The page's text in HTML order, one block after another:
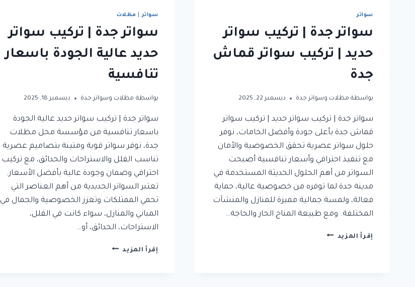
سواتر
سواتر جدة | تركيب سواتر
حديد | تركيب سواتر قماش
جدة
بواسطة مظلات وسواتر جدة ديسمبر 22, 2025
سواتر جدة | تركيب سواتر حديد | تركيب سواتر
قماش جدة بأعلى جودة وأفضل الخامات، نوفر
حلول سواتر عصرية تحقق الخصوصية والأمان
مع تنفيذ احترافي وأسعار تنافسية أصبحت
السواتر من أهم الحلول الحديثة المستخدمة في
مدينة جدة لما توفره من خصوصية عالية، حماية
فعالة، ولمسة جمالية مميزة للمنازل والمنشآت
المختلفة. ومع طبيعة المناخ الحار والحاجة…
إقرأ المزيد سواتر
سواتر| مظلات
سواتر جدة | تركيب سواتر
حديد عالية الجودة باسعار
تنافسية
بواسطة مظلات وسواتر جدة ديسمبر 18, 2025
سواتر جدة | تركيب سواتر حديد عالية الجودة
باسعار تنافسية من مؤسسة محل مظلات
جدة، نوفر سواتر قوية ومتينة بتصاميم عصرية
تناسب الفلل والاستراحات والحدائق، مع تركيب
احترافي وضمان وجودة عالية بأفضل الأسعار.
تعتبر السواتر الحديدية من أهم العناصر التي
تحمي الممتلكات وتعزز الخصوصية والجمال في
المباني والمنازل، سواء كانت في الفلل،
الاستراحات، الحدائق، أو…
إقرأ المزيد سواتر